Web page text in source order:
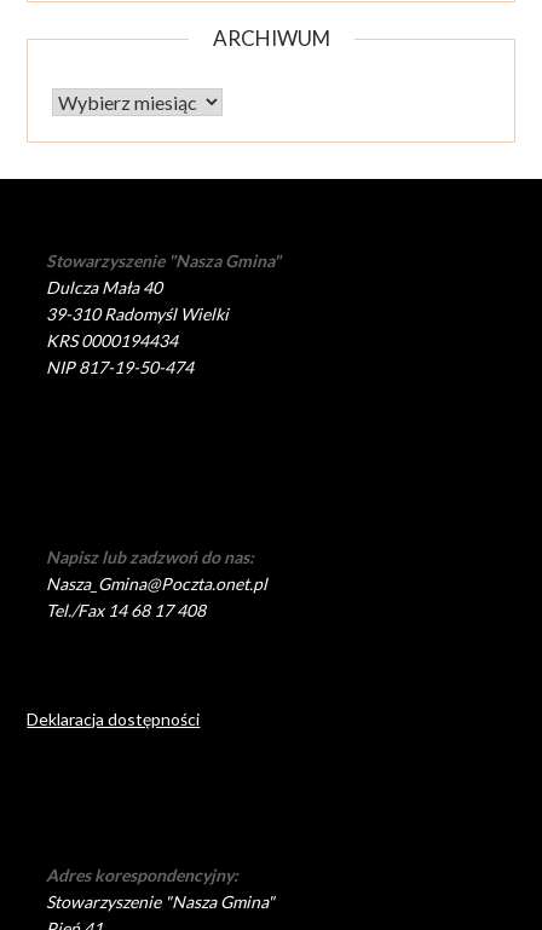
ARCHIWUM
Archiwum
Stowarzyszenie "Nasza Gmina"
Dulcza Mała 40
39-310 Radomyśl Wielki
KRS 0000194434
NIP 817-19-50-474
Napisz lub zadzwoń do nas:
Nasza_Gmina@Poczta.onet.pl
Tel./Fax 14 68 17 408
Deklaracja dostępności
Adres korespondencyjny:
Stowarzyszenie "Nasza Gmina"